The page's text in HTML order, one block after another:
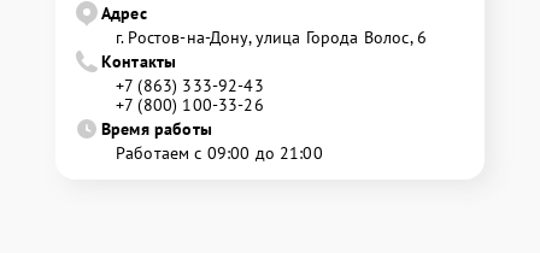
Адрес
г. Ростов-на-Дону, улица Города Волос, 6
Контакты
+7 (863) 333-92-43
+7 (800) 100-33-26
Время работы
Работаем с 09:00 до 21:00